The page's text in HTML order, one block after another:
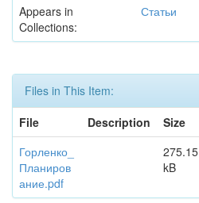
Appears in
Collections:
Статьи
Files in This Item:
File
Description Size
Горленко_
Планиров
ание.pdf
275.15
kB